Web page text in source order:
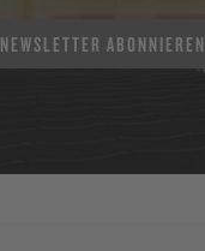
NEWSLETTER ABONNIEREN